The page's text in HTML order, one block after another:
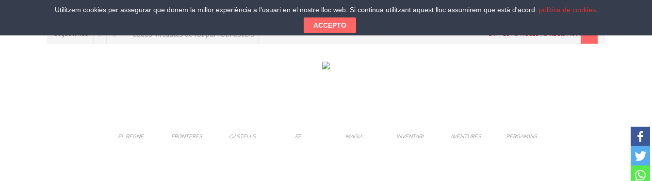
Segueix-nos: CAT-ES| ACCES| REGISTRAR
EL REGNE FRONTERES CASTELLS FE MAGIA INVENTARI AVENTURES PERGAMINS
Utilitzem cookies per assegurar que donem la millor experiència a l'usuari en el nostre lloc web. Si continua utilitzant aquest lloc assumirem que està d'acord. política de cookies.
ACCEPTO